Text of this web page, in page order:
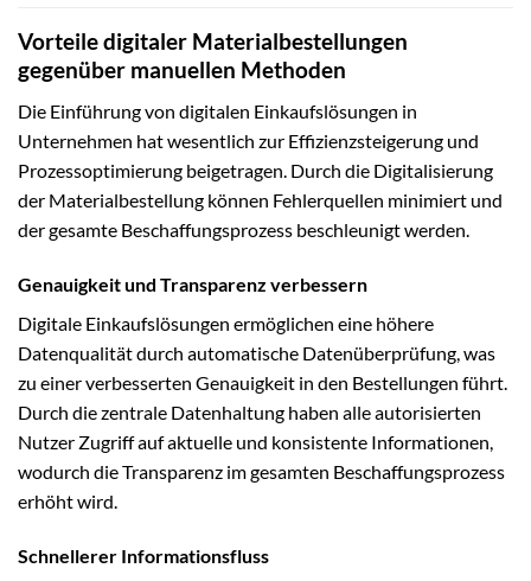
Vorteile digitaler Materialbestellungen
gegenüber manuellen Methoden
Die Einführung von digitalen Einkaufslösungen in
Unternehmen hat wesentlich zur Effizienzsteigerung und
Prozessoptimierung beigetragen. Durch die Digitalisierung
der Materialbestellung können Fehlerquellen minimiert und
der gesamte Beschaffungsprozess beschleunigt werden.
Genauigkeit und Transparenz verbessern
Digitale Einkaufslösungen ermöglichen eine höhere
Datenqualität durch automatische Datenüberprüfung, was
zu einer verbesserten Genauigkeit in den Bestellungen führt.
Durch die zentrale Datenhaltung haben alle autorisierten
Nutzer Zugriff auf aktuelle und konsistente Informationen,
wodurch die Transparenz im gesamten Beschaffungsprozess
erhöht wird.
Schnellerer Informationsfluss